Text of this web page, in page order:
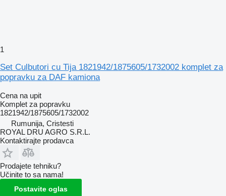
1
Set Culbutori cu Tija 1821942/1875605/1732002 komplet za
popravku za DAF kamiona
Cena na upit
Komplet za popravku
1821942/1875605/1732002
Rumunija, Cristesti
ROYAL DRU AGRO S.R.L.
Kontaktirajte prodavca
Prodajete tehniku?
Učinite to sa nama!
Postavite oglas